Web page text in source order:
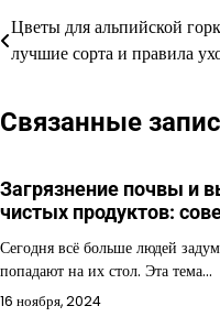
Навигация
по
Цветы для альпийской
лучшие сорта и правила
Связанные
Загрязнение почвы и
чистых продуктов:
Сегодня всё больше людей
попадают на их стол. Эта тема…
16 ноября, 2024